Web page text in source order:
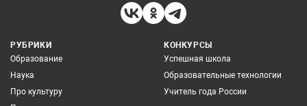
РУБРИКИ
Образование
Наука
Про культуру
КОНКУРСЫ
Успешная школа
Образовательные технологии
Учитель года России